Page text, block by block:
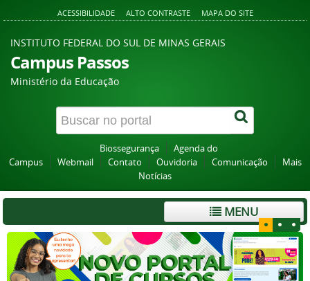
ACESSIBILIDADE ALTO CONTRASTE MAPA DO SITE
INSTITUTO FEDERAL DO SUL DE MINAS GERAIS
Campus Passos
Ministério da Educação
Biossegurança
Agenda do
Campus
Webmail Contato Ouvidoria Comunicação
Mais
Notícias
MENU